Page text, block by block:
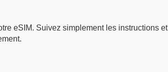
eSIM. Suivez simplement les instructions et